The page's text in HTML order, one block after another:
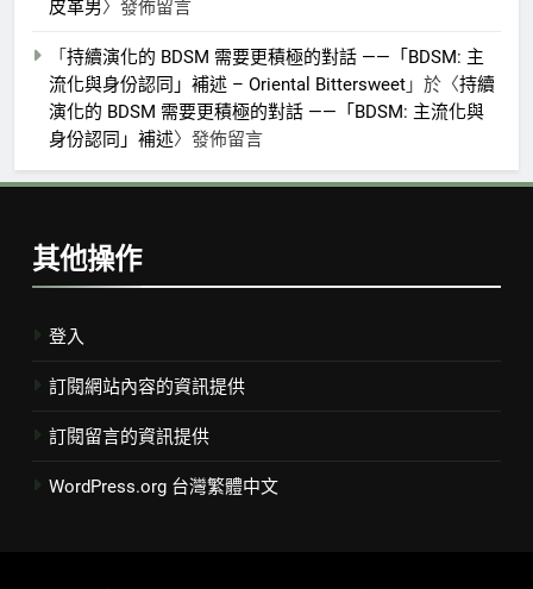
皮革男〉發佈留言
「 持續演化的 BDSM 需要更積極的對話 ——「BDSM: 主
流化與身份認同」補述 – Oriental Bittersweet 」於〈持續
演化的 BDSM 需要更積極的對話 ——「BDSM: 主流化與
身份認同」補述〉發佈留言
其他操作
登入
訂閱網站內容的資訊提供
訂閱留言的資訊提供
WordPress.org 台灣繁體中文